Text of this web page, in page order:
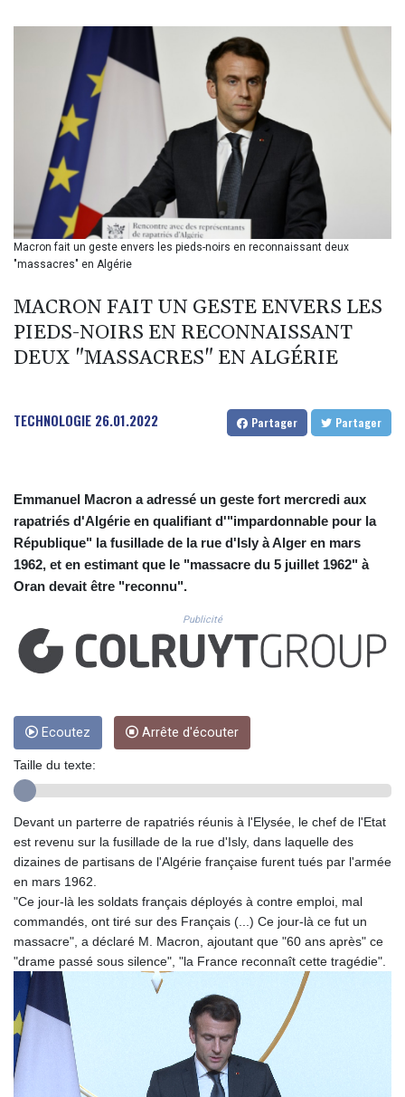
BMD 1.156136
BND 1.481323
BOB 13.739522
BRL 5.876989
BSD 1.155995
BTN 110.001186
BWP 15.603479
BYN 3.442212
BYR 22660.258427
BZD 2.324897
CAD 1.613446
CDF 2615.761404
CLP 1056.199727
CNY 7.801146
CNH 7.796152
COP 3650.105178
CUC 1.156136
CUP 30.637594
DKK 7.477932
DOP 67.345355
DZD 153.688625
EGP 57.293288
FJD 2.553384
FKP 0.859288
GBP 0.856968
GHS 13.596606
GIP 0.859288
GNF 10145.090599
GYD 241.849406
HKD 9.067746
HNL 31.077375
HTG 151.150865
HUF 363.096405
IDR 20580.370421
ILS 3.468234
INR 109.992259
IQD 1515.115748
IRR
1590322.371805
ISK 142.598215
Macron fait un geste envers les pieds-noirs en reconnaissant deux
"massacres" en Algérie
MACRON FAIT UN GESTE ENVERS LES
PIEDS-NOIRS EN RECONNAISSANT
DEUX "MASSACRES" EN ALGÉRIE
TECHNOLOGIE 26.01.2022 Partager Partager
Emmanuel Macron a adressé un geste fort mercredi aux
rapatriés d'Algérie en qualifiant d'"impardonnable pour la
République" la fusillade de la rue d'Isly à Alger en mars
1962, et en estimant que le "massacre du 5 juillet 1962" à
Oran devait être "reconnu".
Publicité
Ecoutez Arrête d'écouter
Taille du texte:
Devant un parterre de rapatriés réunis à l'Elysée, le chef de l'Etat
est revenu sur la fusillade de la rue d'Isly, dans laquelle des
dizaines de partisans de l'Algérie française furent tués par l'armée
en mars 1962.
"Ce jour-là les soldats français déployés à contre emploi, mal
commandés, ont tiré sur des Français (...) Ce jour-là ce fut un
massacre", a déclaré M. Macron, ajoutant que "60 ans après" ce
"drame passé sous silence", "la France reconnaît cette tragédie".